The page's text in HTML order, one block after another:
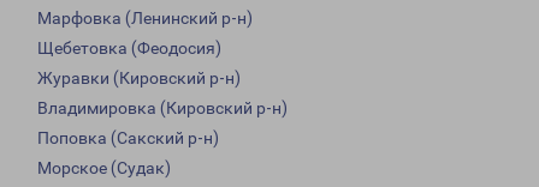
Марфовка (Ленинский р-н)
Щебетовка (Феодосия)
Журавки (Кировский р-н)
Владимировка (Кировский р-н)
Поповка (Сакский р-н)
Морское (Судак)